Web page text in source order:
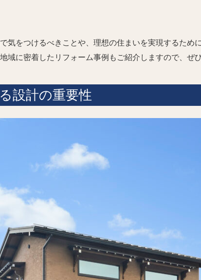
気をつけるべきことや、理想の住まいを実現するため
域に密着したリフォーム事例もご紹介しますので、ぜ
設計の重要性